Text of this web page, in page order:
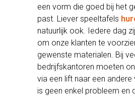
een vorm die goed bij het
past. Liever speeltafels
natuurlijk ook. Iedere dag
om onze klanten te
gewenste materialen. Bij
bedrijfskantoren moeten
via een lift naar een andere
is geen enkel probleem en